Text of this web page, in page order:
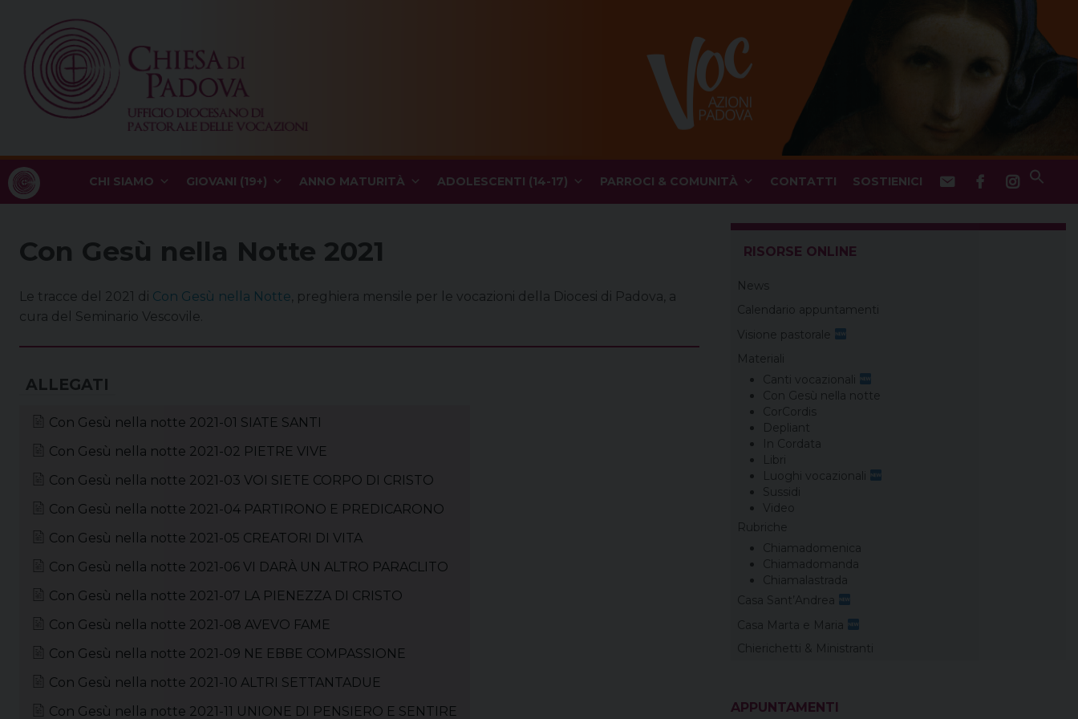
content
CHI SIAMO GIOVANI (19+) ANNO MATURITÀ ADOLESCENTI (14-17) PARROCI & COMUNITÀ CONTATTI SOSTIENICI
Con Gesù nella Notte 2021
Le tracce del 2021 di Con Gesù nella Notte, preghiera mensile per le vocazioni della Diocesi di Padova, a
cura del Seminario Vescovile.
Con Gesù nella notte 2021-01 SIATE SANTI
Con Gesù nella notte 2021-02 PIETRE VIVE
Con Gesù nella notte 2021-03 VOI SIETE CORPO DI CRISTO
Con Gesù nella notte 2021-04 PARTIRONO E PREDICARONO
Con Gesù nella notte 2021-05 CREATORI DI VITA
Con Gesù nella notte 2021-06 VI DARÀ UN ALTRO PARACLITO
Con Gesù nella notte 2021-07 LA PIENEZZA DI CRISTO
Con Gesù nella notte 2021-08 AVEVO FAME
Con Gesù nella notte 2021-09 NE EBBE COMPASSIONE
Con Gesù nella notte 2021-10 ALTRI SETTANTADUE
Con Gesù nella notte 2021-11 UNIONE DI PENSIERO E SENTIRE
RISORSE ONLINE
News
Calendario appuntamenti
Visione pastorale
Materiali
Canti vocazionali
Con Gesù nella notte
CorCordis
Depliant
In Cordata
Libri
Luoghi vocazionali
Sussidi
Video
Rubriche
Chiamadomenica
Chiamadomanda
Chiamalastrada
Casa Sant’Andrea
Casa Marta e Maria
Chierichetti & Ministranti
APPUNTAMENTI